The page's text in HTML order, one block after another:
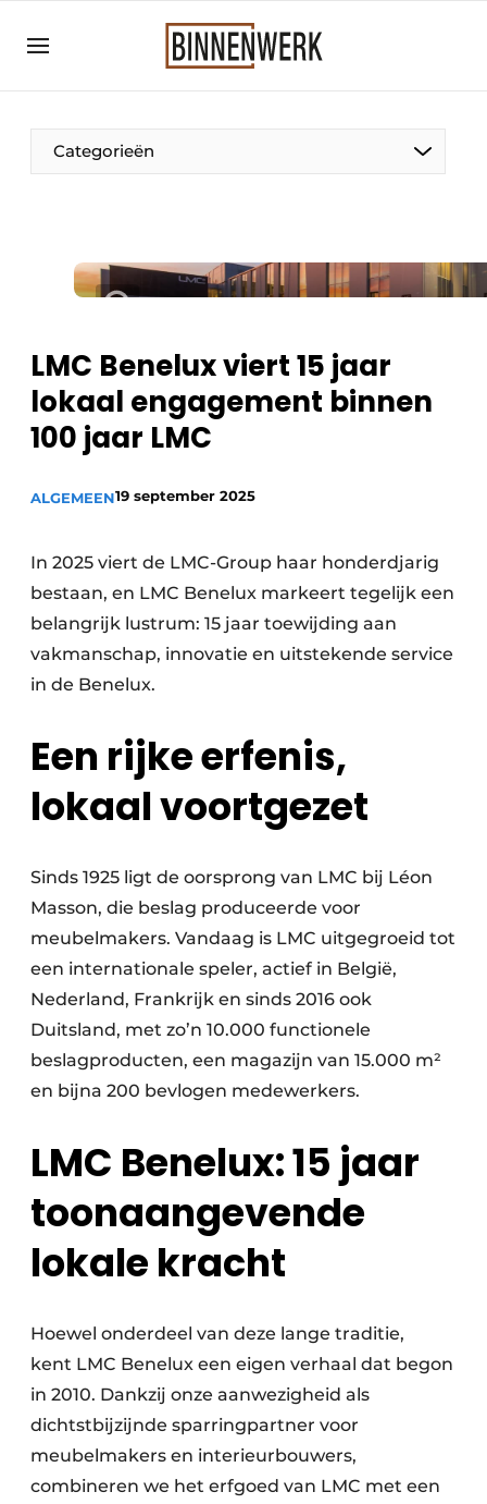
Aanmelden
Bedrijven
Binnenwerk | Hét magazine voor de
Direct contact
Meest gelezen
Nieuwsbrief
Podcasts
Privacy / Cookie statement
Vacature aanmelden
Video’s
Categorieën
LMC Benelux viert 15 jaar
lokaal engagement binnen
100 jaar LMC
ALGEMEEN19 september 2025
In 2025 viert de LMC-Group haar honderdjarig
bestaan, en LMC Benelux markeert tegelijk een
belangrijk lustrum: 15 jaar toewijding aan
vakmanschap, innovatie en uitstekende service
in de Benelux.
Een rijke erfenis,
lokaal voortgezet
Sinds 1925 ligt de oorsprong van LMC bij Léon
Masson, die beslag produceerde voor
meubelmakers. Vandaag is LMC uitgegroeid tot
een internationale speler, actief in België,
Nederland, Frankrijk en sinds 2016 ook
Duitsland, met zo’n 10.000 functionele
beslagproducten, een magazijn van 15.000 m²
en bijna 200 bevlogen medewerkers.
LMC Benelux: 15 jaar
toonaangevende
lokale kracht
Hoewel onderdeel van deze lange traditie,
kent LMC Benelux een eigen verhaal dat begon
in 2010. Dankzij onze aanwezigheid als
dichtstbijzijnde sparringpartner voor
meubelmakers en interieurbouwers,
combineren we het erfgoed van LMC met een